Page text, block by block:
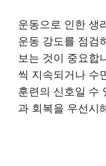
운동으로 인한 생
운동 강도를 점검
보는 것이 중요합
씩 지속되거나 수
훈련의 신호일 수
과 회복을 우선시